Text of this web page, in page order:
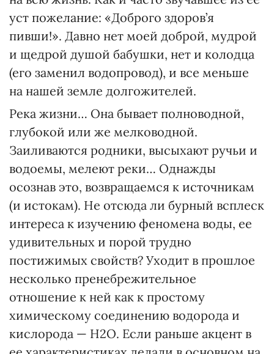
уст пожелание: «Доброго здо­ров’я
пивши!». Давно нет моей доб­рой, мудрой
и щедрой душой бабушки, нет и колодца
(его заменил водопровод), и все меньше
на нашей земле долгожителей.
Река жизни… Она бывает полноводной,
глубокой или же мелководной.
Заиливаются родники, высыхают ручьи и
водоемы, мелеют реки… Однажды
осознав это, возвращаемся к источникам
(и истокам). Не отсюда ли бурный всплеск
интереса к изучению феномена воды, ее
удивительных и порой трудно
постижимых свойств? Уходит в прошлое
несколько пренебрежительное
отношение к ней как к простому
химическому соединению водорода и
кислорода — H2O. Если раньше акцент в